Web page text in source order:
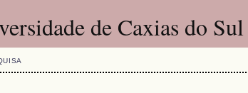
de Caxias do Sul